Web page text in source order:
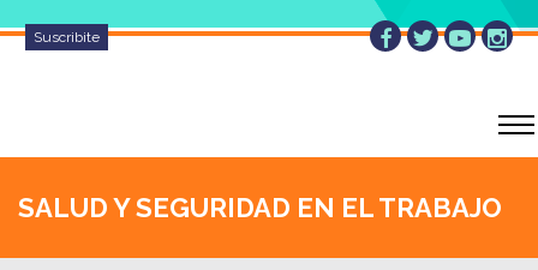
Suscribite
SALUD Y SEGURIDAD EN EL TRABAJO